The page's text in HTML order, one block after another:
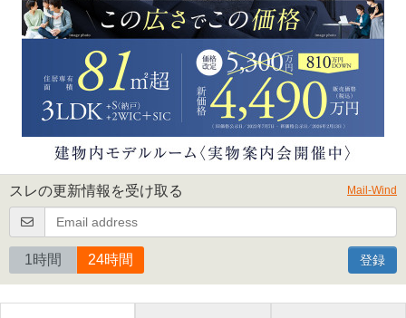
スレの更新情報を受け取る Mail-Wind
1時間 24時間 登録